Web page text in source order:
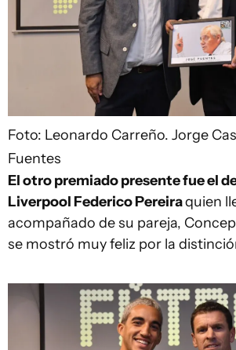
Foto: Leonardo Carreño. Jorge
Fuentes
El otro premiado presente fue el
Liverpool Federico Pereiraquien
acompañado de su pareja,
se mostró muy feliz por la